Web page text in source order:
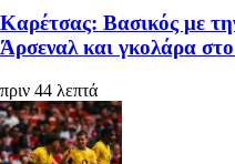
Καρέτσας: Βασικός με
Άρσεναλ και γκολάρα
πριν 44 λεπτά